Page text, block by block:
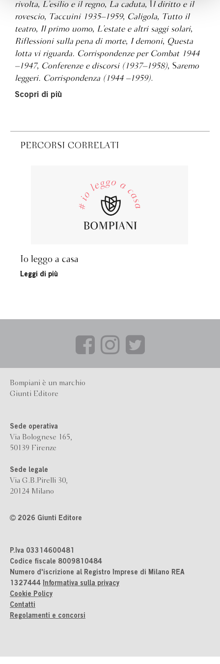
rivolta, L’esilio e il regno, La caduta, I
l diritto e il
rovescio, Taccuini 1935–1959, Caligola, Tutto il
teatro, Il primo uomo, L’estate e altri saggi solari,
Riflessioni sulla pena di morte, I demoni, Questa
lotta vi riguarda. Corrispondenze per Combat 1944
–1947, Conferenze e discorsi (1937–1958), Saremo
leggeri. Corrispondenza (1944 –1959).
Scopri di più
PERCORSI CORRELATI
Io leggo a casa
Leggi di più
Bompiani è un marchio
Giunti Editore
Sede operativa
Via Bolognese 165,
50139 Firenze
Sede legale
Via G.B.Pirelli 30,
20124 Milano
2026 Giunti Editore
P.Iva 03314600481
Codice fiscale 8009810484
Numero d'iscrizione al Registro Imprese di Milano REA
1327444 Informativa sulla privacy
Cookie Policy
Contatti
Regolamenti e concorsi